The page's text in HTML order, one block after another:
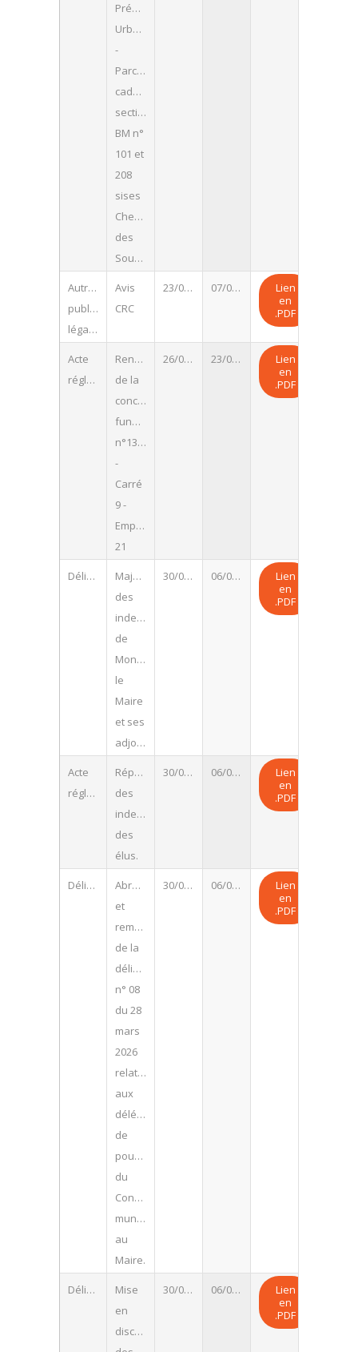
Préemption
Urbain
-
Parcelles
cadastrées
section
BM n°
101 et
208
sises
Chemin
des
Sources.
Autres
publications
légales
Avis
CRC
23/07/2026 07/08/2026
Lien
en
.PDF
Acte
réglementaire
Renouvellement
de la
concession
funéraire
n°1345
-
Carré
9 -
Emplacement
21
26/06/2026 23/07/2026
Lien
en
.PDF
Délibération
Majoration
des
indemnités
de
Monsieur
le
Maire
et ses
adjoints.
30/06/2026 06/07/2026
Lien
en
.PDF
Acte
réglementaire
Répartition
des
indemnités
des
élus.
30/06/2026 06/07/2026
Lien
en
.PDF
Délibération
Abrogation
et
remplacement
de la
délibération
n° 08
du 28
mars
2026
relative
aux
délégations
de
pouvoirs
du
Conseil
municipal
au
Maire.
30/06/2026 06/07/2026
Lien
en
.PDF
Délibération
Mise
en
discrétion
30/06/2026 06/07/2026
Lien
en
.PDF